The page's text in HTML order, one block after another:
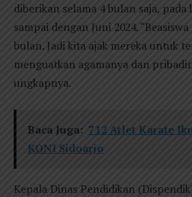
diberikan selama 4 bulan saja, pada
sampai dengan Juni 2024.
bulan. Jadi kita ajak mereka untuk
menguatkan agamanya dan
ungkapnya.
Baca Juga: 712 Atlet Karate
KONI Sidoarjo
Kepala Dinas Pendidikan